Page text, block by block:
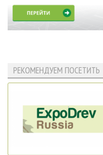
РЕКОМЕНДУЕМ ПОСЕТИТЬ